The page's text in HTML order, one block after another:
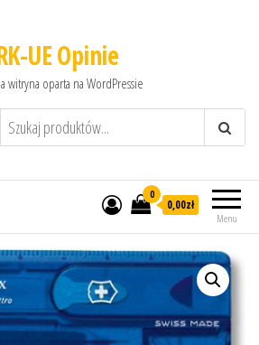
UE Opinie
witryna oparta na WordPressie
Menu
0
0,00zł